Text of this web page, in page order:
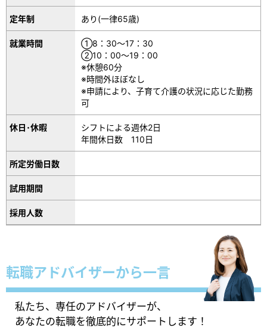
定年制 あり(一律65歳)
就業時間
①8：30～17：30
②10：00～19：00
※休憩60分
※時間外ほぼなし
※申請により、子育て介護の状況に応じた勤務
可
休日･休暇
シフトによる週休2日
年間休日数 110日
所定労働日数
試用期間
採用人数
転職アドバイザーから一言
私たち、専任のアドバイザーが、
あなたの転職を徹底的にサポートします！